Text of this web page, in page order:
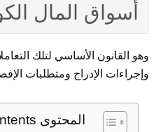
أسواق المال
وهو القانون الأساسي لتلك
وإجراءات الإدراج ومتطلبات
المحتوى Contents